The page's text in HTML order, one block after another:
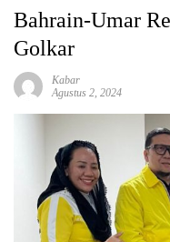
Bahrain-Umar
Golkar
Kabar
Agustus 2, 2024